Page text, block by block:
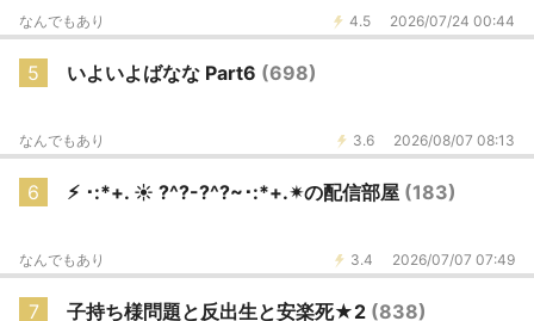
4.5 2026/07/24 00:44
なんでもあり
5 いよいよばなな Part6 (698)
3.6 2026/08/07 08:13
なんでもあり
6 ⚡︎ ･:*+. ☀︎ ?^?-?^?~･:*+.✴︎の配信部屋 (183)
3.4 2026/07/07 07:49
なんでもあり
7 子持ち様問題と反出生と安楽死★2 (838)